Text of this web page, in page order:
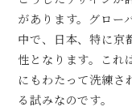
があります。グロー
中で、日本、特に京
性となります。これ
にもわたって洗練さ
る試みなのです。